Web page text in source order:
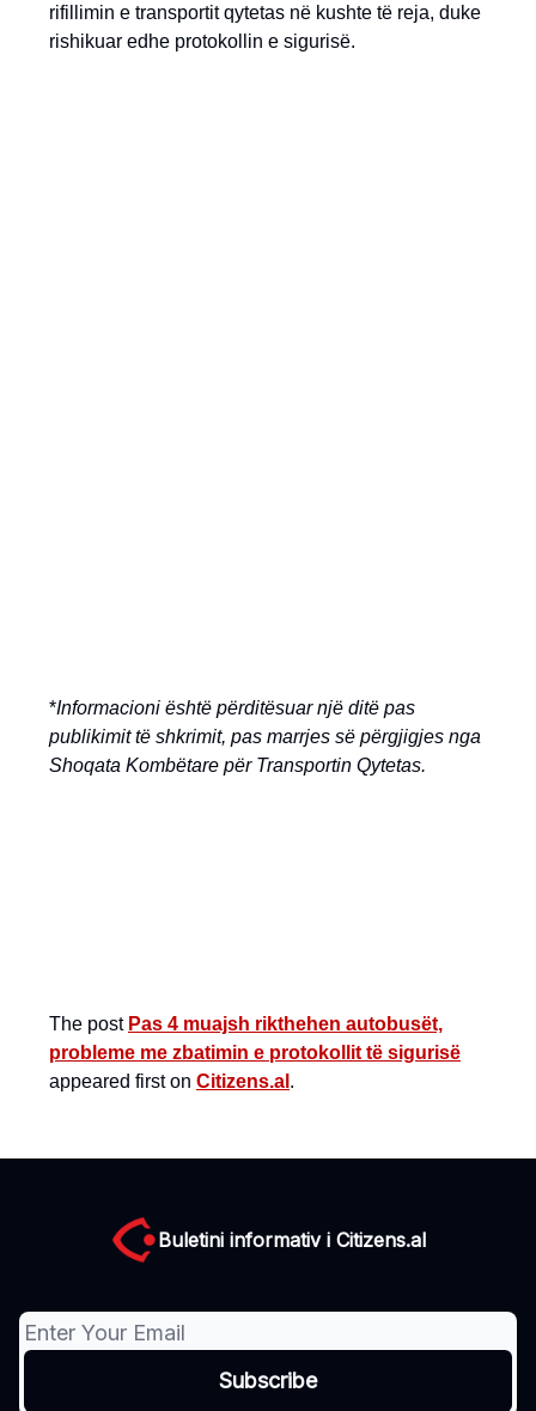
rifillimin e transportit qytetas në kushte të reja, duke
rishikuar edhe protokollin e sigurisë.
*Informacioni është përditësuar një ditë pas
publikimit të shkrimit, pas marrjes së përgjigjes nga
Shoqata Kombëtare për Transportin Qytetas.
The post Pas 4 muajsh rikthehen autobusët,
probleme me zbatimin e protokollit të sigurisë
appeared first on Citizens.al .
Buletini informativ i Citizens.al